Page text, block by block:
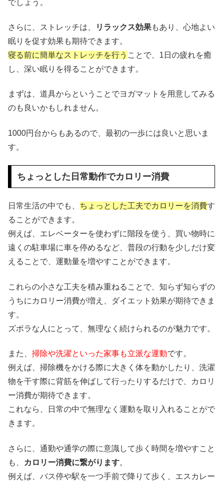
でしょう。
さらに、ストレッチは、 リラックス効果もあり、心地よい
眠りを促す効果も期待できます。
寝る前に簡単なストレッチを行う ことで、1日の疲れを癒
し、深い眠りを得ることができます。
まずは、道具からということでヨガマットを用意してみる
のも良いかもしれません。
1000円台からもあるので、最初の一歩には良いと思いま
す。
ちょっとした日常動作でカロリー消費
日常生活の中でも、 ちょっとした工夫でカロリーを消費す
ることができます。
例えば、エレベーターを使わずに階段を使う、買い物時に
遠くの駐車場に車を停めるなど、普段の行動を少しだけ変
えることで、運動量を増やすことができます。
これらの小さな工夫を積み重ねることで、知らず知らずの
うちにカロリー消費が増え、ダイエット効果が期待できま
す。
ズボラな人にとって、無理なく続けられるのが魅力です。
また、 掃除や洗濯といった家事も立派な運動です。
例えば、掃除機をかける際に大きく体を動かしたり、洗濯
物を干す際に背筋を伸ばして行ったりするだけで、カロリ
ー消費が期待できます。
これなら、日常の中で無理なく運動を取り入れることがで
きます。
さらに、通勤や通学の際に意識して歩く時間を増やすこと
も、
カロリー消費に繋がります。
例えば、バス停や駅を一つ手前で降りて歩く、エスカレー